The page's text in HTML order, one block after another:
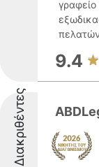
γραφείο
9.4
Διακριθέντες